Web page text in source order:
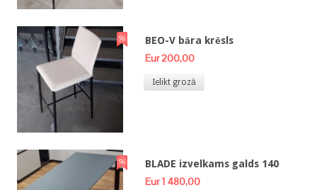
BEO-V bāra krēsls
Eur 200,00
Ielikt grozā
BLADE izvelkams galds 140
Eur 1 480,00